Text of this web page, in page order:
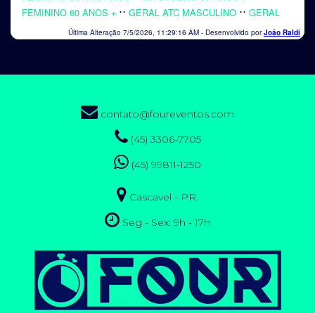
contato@foureventos.com
(45) 3306-7705
(45) 99811-1250
Cascavel - PR.
Seg - Sex: 9h - 17h